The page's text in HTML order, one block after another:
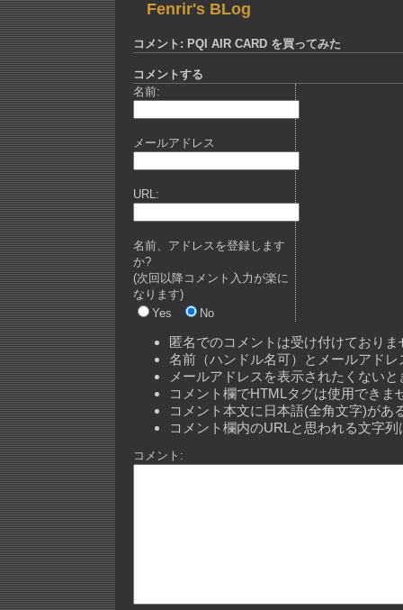
Fenrir's BLog
コメント: PQI AIR CARD を買ってみた
コメントする
名前:
メールアドレス
URL:
名前、アドレスを登録します
か?
(次回以降コメント入力が楽に
なります)
Yes
No
匿名でのコメントは受け付けておりま
名前（ハンドル名可）とメールアド
メールアドレスを表示されたくない
コメント欄でHTMLタグは使用できま
コメント本文に日本語(全角文字)があ
コメント欄内のURLと思われる文字
コメント: